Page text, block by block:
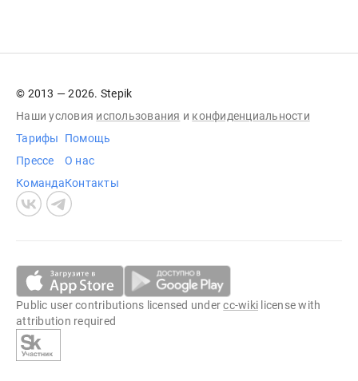
© 2013 — 2026. Stepik
Наши условия использования и конфиденциальности
Тарифы
Прессе
Команда
Помощь
О нас
Контакты
Public user contributions licensed undercc-wiki license with
attribution required